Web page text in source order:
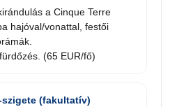
a Cinque Terre
hajóval/vonattal, festői
(65 EUR/fő)
szigete (fakultatív)